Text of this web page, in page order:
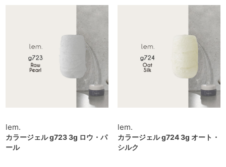
lem.
カラージェル g723 3g ロウ・パ
ール
lem.
カラージェル g724 3g オート・
シルク